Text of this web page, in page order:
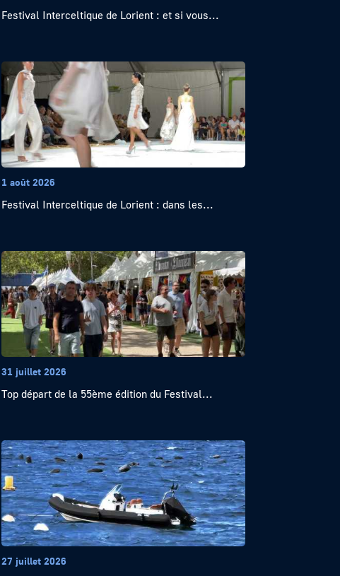
Festival Interceltique de Lorient : et si vous...
1 août 2026
Festival Interceltique de Lorient : dans les...
31 juillet 2026
Top départ de la 55ème édition du Festival...
27 juillet 2026